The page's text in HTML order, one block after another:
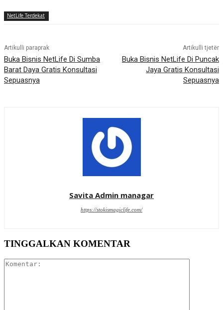
NetLife Terdekat
Artikulli paraprak
Buka Bisnis NetLife Di Sumba
Barat Daya Gratis Konsultasi
Sepuasnya
Artikulli tjetër
Buka Bisnis NetLife Di Puncak
Jaya Gratis Konsultasi
Sepuasnya
Savita Admin managar
https://stokismagiclife.com/
TINGGALKAN KOMENTAR